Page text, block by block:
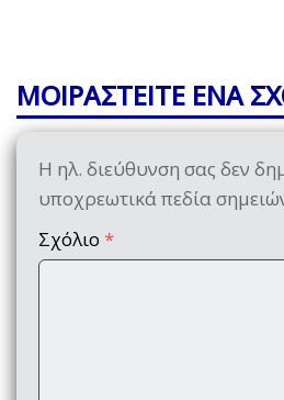
ΜΟΙΡΑΣΤΕΙΤΕ ΕΝΑ
Η ηλ. διεύθυνση σας δεν
υποχρεωτικά πεδία
Σχόλιο *